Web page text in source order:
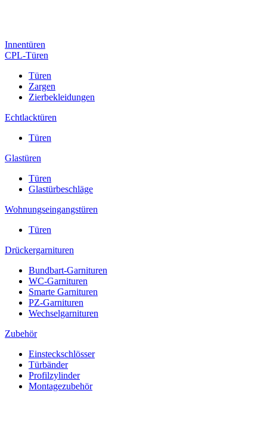
Innentüren
CPL-Türen
Türen
Zargen
Zierbekleidungen
Echtlacktüren
Türen
Glastüren
Türen
Glastürbeschläge
Wohnungseingangstüren
Türen
Drückergarnituren
Bundbart-Garnituren
WC-Garnituren
Smarte Garnituren
PZ-Garnituren
Wechselgarnituren
Zubehör
Einsteckschlösser
Türbänder
Profilzylinder
Montagezubehör